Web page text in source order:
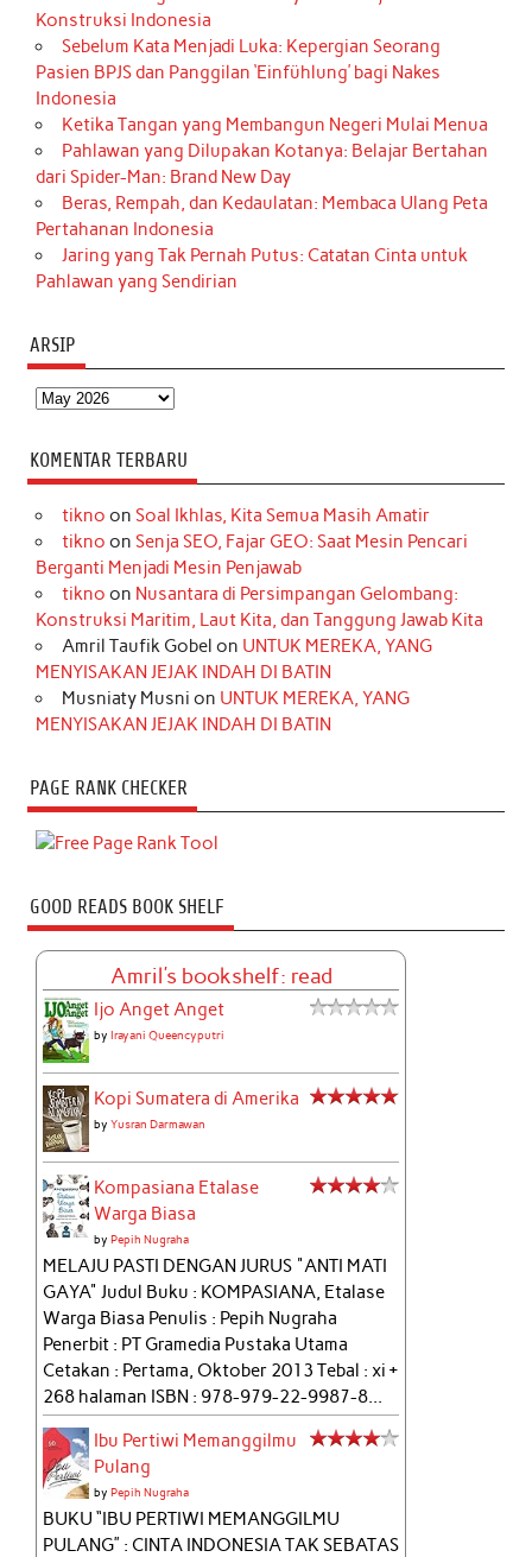
Konstruksi Indonesia
Sebelum Kata Menjadi Luka: Kepergian Seorang
Pasien BPJS dan Panggilan ‘Einfühlung’ bagi Nakes
Indonesia
Ketika Tangan yang Membangun Negeri Mulai Menua
Pahlawan yang Dilupakan Kotanya: Belajar Bertahan
dari Spider-Man: Brand New Day
Beras, Rempah, dan Kedaulatan: Membaca Ulang Peta
Pertahanan Indonesia
Jaring yang Tak Pernah Putus: Catatan Cinta untuk
Pahlawan yang Sendirian
ARSIP
Arsip
KOMENTAR TERBARU
tikno on Soal Ikhlas, Kita Semua Masih Amatir
tikno on Senja SEO, Fajar GEO: Saat Mesin Pencari
Berganti Menjadi Mesin Penjawab
tikno on Nusantara di Persimpangan Gelombang:
Konstruksi Maritim, Laut Kita, dan Tanggung Jawab Kita
Amril Taufik Gobel on UNTUK MEREKA, YANG
MENYISAKAN JEJAK INDAH DI BATIN
Musniaty Musni on UNTUK MEREKA, YANG
MENYISAKAN JEJAK INDAH DI BATIN
PAGE RANK CHECKER
GOOD READS BOOK SHELF
Amril's bookshelf: read
Ijo Anget Anget
byIrayani Queencyputri
Kopi Sumatera di Amerika
byYusran Darmawan
Kompasiana Etalase
Warga Biasa
byPepih Nugraha
MELAJU PASTI DENGAN JURUS "ANTI MATI
GAYA" Judul Buku : KOMPASIANA, Etalase
Warga Biasa Penulis : Pepih Nugraha
Penerbit : PT Gramedia Pustaka Utama
Cetakan : Pertama, Oktober 2013 Tebal : xi +
268 halaman ISBN : 978-979-22-9987-8...
Ibu Pertiwi Memanggilmu
Pulang
byPepih Nugraha
BUKU “IBU PERTIWI MEMANGGILMU
PULANG” : CINTA INDONESIA TAK SEBATAS